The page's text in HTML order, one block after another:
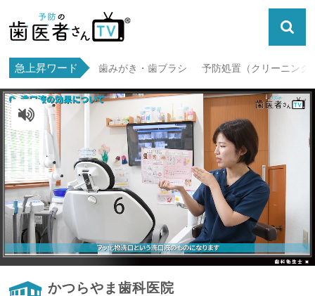
急上昇ワード 歯みがき・歯ブラシ 予防処置（クリーニング
ミュート解除
かつらやま歯科医院